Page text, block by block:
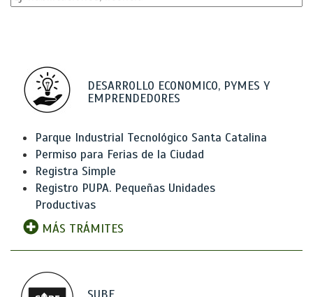
DESARROLLO ECONOMICO, PYMES Y
EMPRENDEDORES
Parque Industrial Tecnológico Santa Catalina
Permiso para Ferias de la Ciudad
Registra Simple
Registro PUPA. Pequeñas Unidades
Productivas
MÁS TRÁMITES